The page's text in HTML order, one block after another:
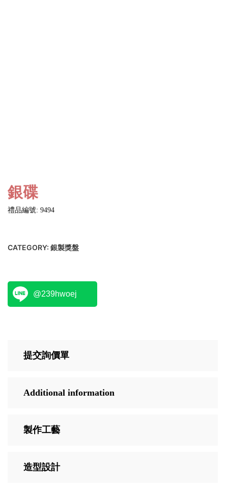
銀碟
禮品編號: 9494
CATEGORY: 銀製獎盤
@239hwoej
提交詢價單
Additional information
製作工藝
造型設計